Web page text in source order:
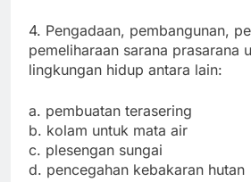
4. Pengadaan, pembangunan,
pemeliharaan sarana prasarana
lingkungan hidup antara lain:
a. pembuatan terasering
b. kolam untuk mata air
c. plesengan sungai
d. pencegahan kebakaran hutan